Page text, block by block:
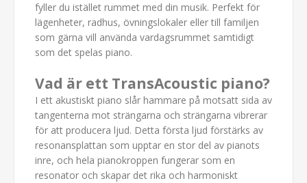
fyller du istället rummet med din musik. Perfekt för
lägenheter, radhus, övningslokaler eller till familjen
som gärna vill använda vardagsrummet samtidigt
som det spelas piano.
Vad är ett TransAcoustic piano?
I ett akustiskt piano slår hammare på motsatt sida av
tangenterna mot strängarna och strängarna vibrerar
för att producera ljud. Detta första ljud förstärks av
resonansplattan som upptar en stor del av pianots
inre, och hela pianokroppen fungerar som en
resonator och skapar det rika och harmoniskt